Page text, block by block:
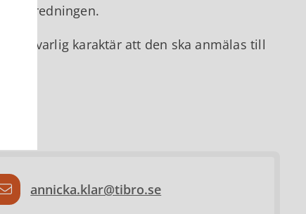
utredningen.
allvarlig karaktär att den ska anmälas till
annicka.klar@tibro.se